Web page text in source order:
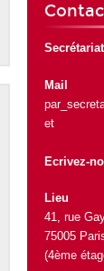
Mail
et
Ecrivez-
Lieu
41, rue
75005
(4ème